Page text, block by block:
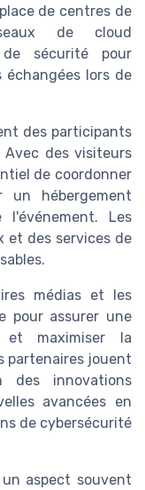
de centres de
de cloud
sécurité pour
échangées lors de
des participants
des visiteurs
de coordonner
un hébergement
Les
et des services de
médias et les
pour assurer une
et maximiser la
partenaires jouent
innovations
avancées en
de cybersécurité
aspect souvent